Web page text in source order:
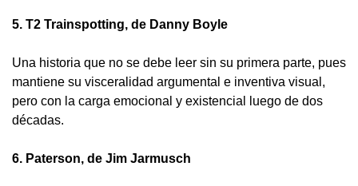
5. T2 Trainspotting, de Danny Boyle
Una historia que no se debe leer sin su primera parte, pues
mantiene su visceralidad argumental e inventiva visual,
pero con la carga emocional y existencial luego de dos
décadas.
6. Paterson, de Jim Jarmusch